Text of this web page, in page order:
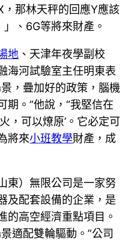
，那林天秤的回應Y應該
、6G等將來財產。
地 、天津年夜學副校
海河試驗室主任明東表
，疊加好的政策，腦機
期。”他說，“我堅信在
，可以燎原’。它必定可
將來小班教學財產，成
東）無限公司是一家努
及配套設備的企業，是
的高空經濟重點項目。
適配雙輪驅動。”公司